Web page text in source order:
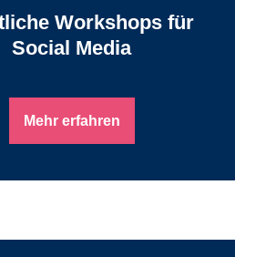
Workshops für
Social Media
Mehr erfahren